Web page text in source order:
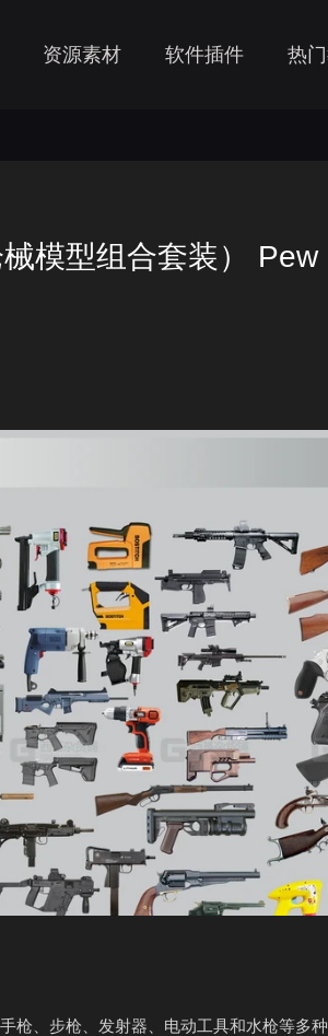
资源素材 软件插件 热
模型组合套装）
枪、步枪、发射器、电动工具和水枪等多